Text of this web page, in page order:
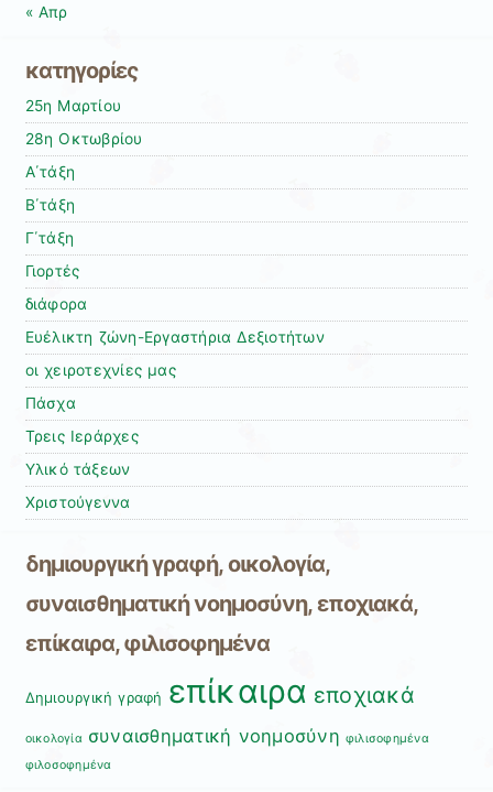
« Απρ
κατηγορίες
25η Μαρτίου
28η Οκτωβρίου
Α΄τάξη
Β΄τάξη
Γ΄τάξη
Γιορτές
διάφορα
Ευέλικτη ζώνη-Εργαστήρια Δεξιοτήτων
οι χειροτεχνίες μας
Πάσχα
Τρεις Ιεράρχες
Υλικό τάξεων
Χριστούγεννα
δημιουργική γραφή, οικολογία,
συναισθηματική νοημοσύνη, εποχιακά,
επίκαιρα, φιλισοφημένα
Δημιουργική γραφή επίκαιρα εποχιακά
οικολογία συναισθηματική νοημοσύνη φιλισοφημένα
φιλοσοφημένα